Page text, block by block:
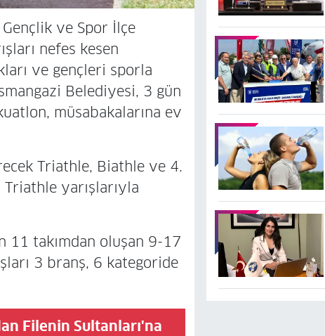
ve Spor İlçe
nefes kesen
ve gençleri sporla
Belediyesi, 3 gün
müsabakalarına ev
Triathle, Biathle ve 4.
Triathle yarışlarıyla
11 takımdan oluşan 9-17
3 branş, 6 kategoride
Filenin Sultanları'na